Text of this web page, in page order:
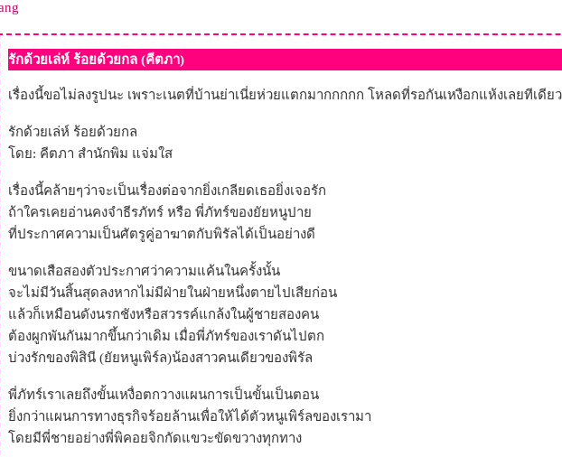
รักด้วยเล่ห์ ร้อยด้วยกล (คีตภา)
เรื่องนี้ขอไม่ลงรูปนะ เพราะเนตที่บ้านย่าเนี่ยห่วยแตกมากกกกก โหลดที่รอกันเหงือกแห้งเลยทีเดียว
รักด้วยเล่ห์ ร้อยด้วยกล
ดย: คีตภา สำนักพิม แจ่มใส
เรื่องนี้คล้ายๆว่าจะเป็นเรื่องต่อจากยิ่งเกลียดเธอยิ่งเจอรัก
ถ้าใครเคยอ่านคงจำธีรภัทร์ หรือ พี่ภัทร์ของยัยหนูปา
ที่ประกาศความเป็นศัตรูคู่อาฆาตกับพิรัลได้เป็นอย่างดี
ขนาดเสือสองตัวประกาศว่าความแค้นในครั้งนั้น
จะไม่มีวันสิ้นสุดลงหากไม่มีฝ่ายในฝ่ายหนึ่งตายไปเสียก่อน
ล้วก็เหมือนดังนรกชังหรือสวรรค์แกล้งในผู้ชายสองคน
ต้องผูกพันกันมากขึ้นกว่าเดิม เมื่อพี่ภัทร์ของเราดันไปตก
บ่วงรักของพิสินี (ยัยหนูเพิร์ล)น้องสาวคนเดียวของพิรัล
พี่ภัทร์เราเลยถึงขั้นเหงื่อตกวางแผนการเป็นขั้นเป็นตอน
ิ่งกว่าแผนการทางธุรกิจร้อยล้านเพื่อให้ได้ตัวหนูเพิร์ลของเรามา
ดยมีพี่ชายอย่างพี่พิคอยจิกกัดแขวะขัดขวางทุกทาง